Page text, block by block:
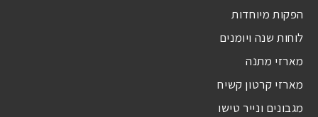
הפקות מיוחדות
לוחות שנה ויומנים
מארזי מתנה
מארזי קרטון קשיח
מגבונים ונייר טישו